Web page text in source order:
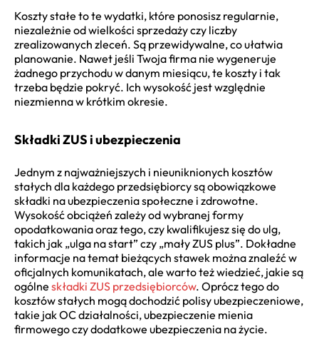
Koszty stałe to te wydatki, które ponosisz regularnie,
niezależnie od wielkości sprzedaży czy liczby
zrealizowanych zleceń. Są przewidywalne, co ułatwia
planowanie. Nawet jeśli Twoja firma nie wygeneruje
żadnego przychodu w danym miesiącu, te koszty i tak
trzeba będzie pokryć. Ich wysokość jest względnie
niezmienna w krótkim okresie.
Składki ZUS i ubezpieczenia
Jednym z najważniejszych i nieuniknionych kosztów
stałych dla każdego przedsiębiorcy są obowiązkowe
składki na ubezpieczenia społeczne i zdrowotne.
Wysokość obciążeń zależy od wybranej formy
opodatkowania oraz tego, czy kwalifikujesz się do ulg,
takich jak „ulga na start” czy „mały ZUS plus”. Dokładne
informacje na temat bieżących stawek można znaleźć w
oficjalnych komunikatach, ale warto też wiedzieć, jakie są
ogólne składki ZUS przedsiębiorców. Oprócz tego do
kosztów stałych mogą dochodzić polisy ubezpieczeniowe,
takie jak OC działalności, ubezpieczenie mienia
firmowego czy dodatkowe ubezpieczenia na życie.